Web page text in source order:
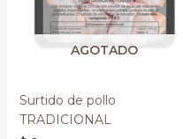
AGOTADO
Surtido de pollo
TRADICIONAL